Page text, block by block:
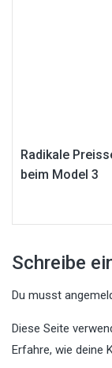
Radikale
beim Model 3
Schreibe
Du musst
Diese Seite
Erfahre, wie deine